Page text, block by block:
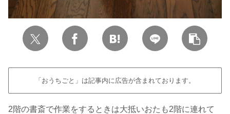
「おうちごと」は記事内に広告が含まれております。
2階の書斎で作業をするときは大抵いおたも2階に連れて